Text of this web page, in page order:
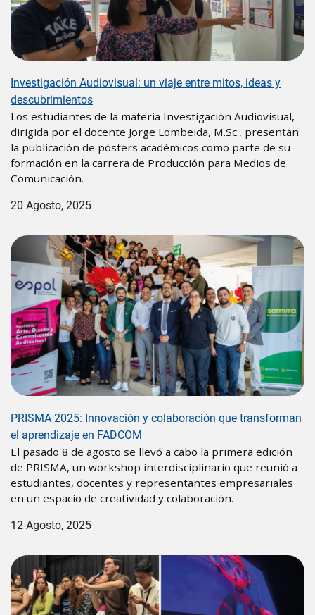
Investigación Audiovisual: un viaje entre mitos, ideas y
descubrimientos
Los estudiantes de la materia Investigación Audiovisual,
dirigida por el docente Jorge Lombeida, M.Sc., presentan
la publicación de pósters académicos como parte de su
formación en la carrera de Producción para Medios de
Comunicación.
20 Agosto, 2025
Image
PRISMA 2025: Innovación y colaboración que transforman
el aprendizaje en FADCOM
El pasado 8 de agosto se llevó a cabo la primera edición
de PRISMA, un workshop interdisciplinario que reunió a
estudiantes, docentes y representantes empresariales
en un espacio de creatividad y colaboración.
12 Agosto, 2025
Image